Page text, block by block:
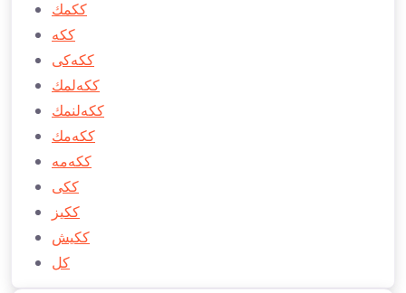
ككمك
ككه
ككه‌كی
ككه‌لمك
ككه‌لنمك
ككه‌مك
ككه‌مه
ككی
ككيز
ككیش
كل